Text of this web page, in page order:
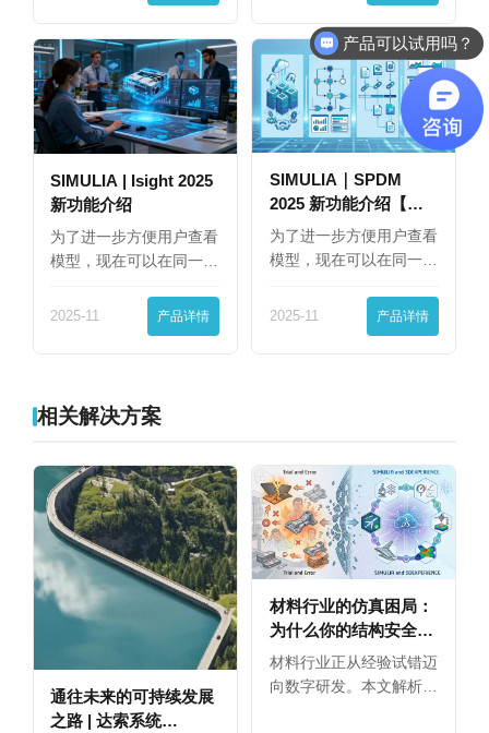
SIMULIA | Isight 2025
新功能介绍
为了进一步方便用户查看
模型，现在可以在同一
2025-11 产品详情
SIMULIA｜SPDM
2025 新功能介绍【下
篇】
为了进一步方便用户查看
模型，现在可以在同一
2025-11 产品详情
相关解决方案
通往未来的可持续发展
之路 | 达索系统
材料行业的仿真困局：
为什么你的结构安全设
计总靠试错？
材料行业正从经验试错迈
向数字研发。本文解析
产品可以试用吗？
软件有折扣吗？